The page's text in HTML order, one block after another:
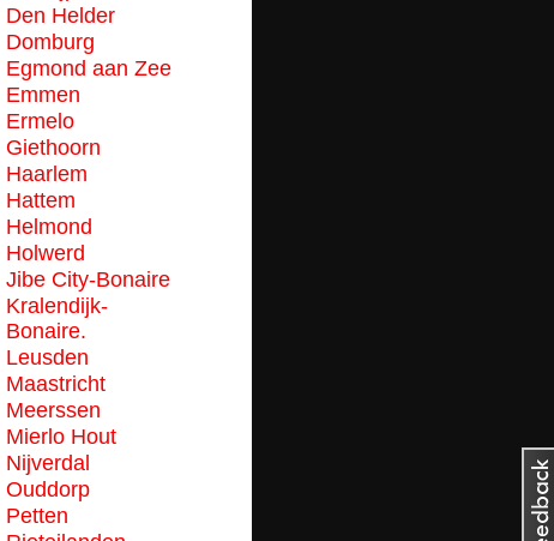
Den Helder
Domburg
Egmond aan Zee
Emmen
Ermelo
Giethoorn
Haarlem
Hattem
Helmond
Holwerd
Jibe City-Bonaire
Kralendijk-
Bonaire.
Leusden
Maastricht
Meerssen
Mierlo Hout
Nijverdal
Ouddorp
Petten